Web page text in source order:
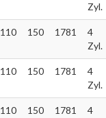
Zyl.
110 150 1781
4
Zyl.
110 150 1781
4
Zyl.
110 150 1781 4